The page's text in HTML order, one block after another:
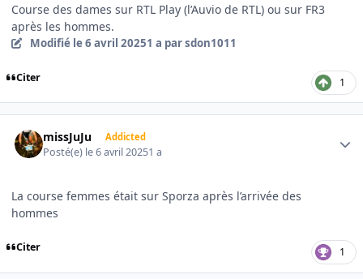
Course des dames sur RTL Play (l’Auvio de RTL) ou sur FR3
après les hommes.
Modifié le 6 avril 20251 a par sdon1011
Citer 1
missJuJu Addicted
Posté(e) le 6 avril 20251 a
La course femmes était sur Sporza après l’arrivée des
hommes
Citer 1